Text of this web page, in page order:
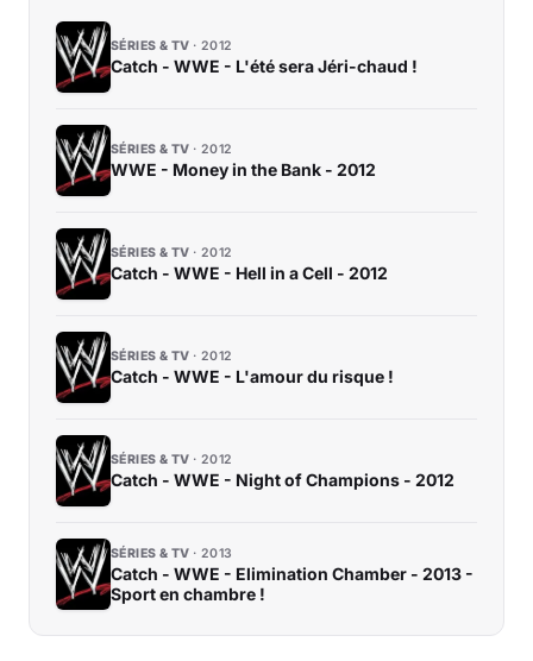
SÉRIES & TV 2012
Catch - WWE - L'été sera Jéri-chaud !
SÉRIES & TV 2012
WWE - Money in the Bank - 2012
SÉRIES & TV 2012
Catch - WWE - Hell in a Cell - 2012
SÉRIES & TV 2012
Catch - WWE - L'amour du risque !
SÉRIES & TV 2012
Catch - WWE - Night of Champions - 2012
SÉRIES & TV 2013
Catch - WWE - Elimination Chamber - 2013 -
Sport en chambre !